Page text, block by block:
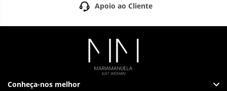
Apoio ao Cliente
Conheça-nos melhor